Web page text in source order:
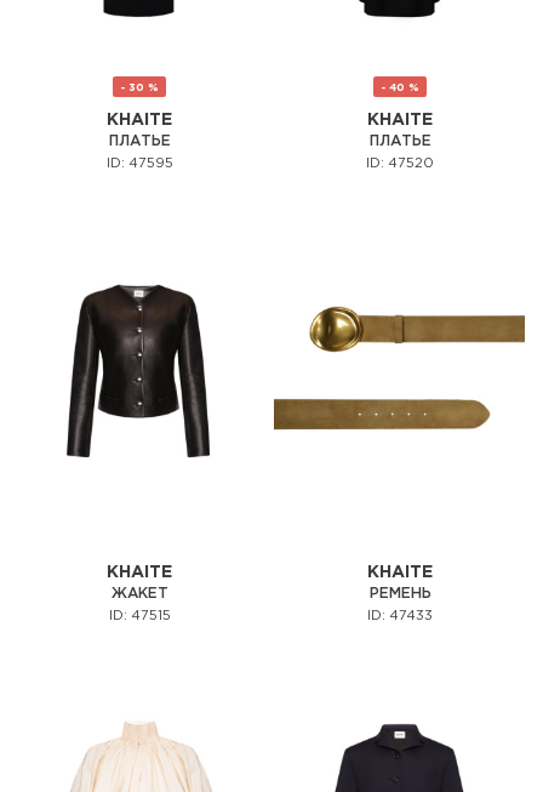
- 30 %
KHAITE
ПЛАТЬЕ
ID: 47595
- 40 %
KHAITE
ПЛАТЬЕ
ID: 47520
KHAITE
ЖАКЕТ
ID: 47515
KHAITE
РЕМЕНЬ
ID: 47433